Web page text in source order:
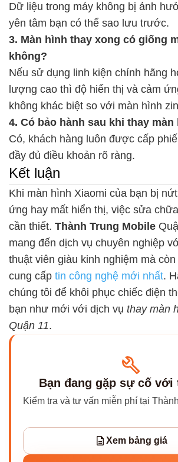
Dữ liệu trong máy không bị ảnh
yên tâm bạn có thể sao lưu trước.
3. Màn hình thay xong có giống
không?
Nếu sử dụng linh kiện chính hãng
lượng cao thì độ hiển thị và cảm
không khác biệt so với màn hình
4. Có bảo hành sau khi thay
Có, khách hàng luôn được cấp
đầy đủ điều khoản rõ ràng.
Kết luận
Khi màn hình Xiaomi của bạn bị
ứng hay mất hiển thị, việc sửa
cần thiết. Thành Trung Mobile
mang đến dịch vụ chuyên nghiệp
thuật viên giàu kinh nghiệm mà
cung cấp tin công nghệ mới nhất.
chúng tôi để khôi phục chiếc điện
bạn như mới với dịch vụ thay màn
Quận 11.
Bạn đang gặp sự cố với
Kiểm tra và tư vấn miễn phí tại
Xem bảng giá